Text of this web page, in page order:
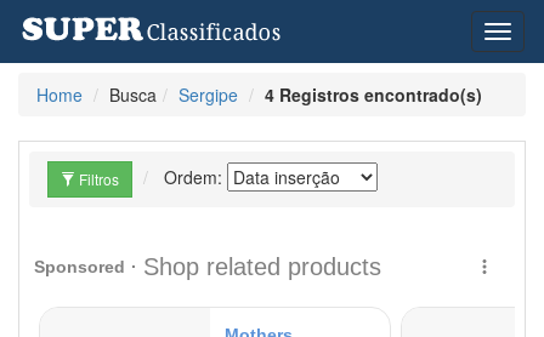
Home
Busca Sergipe 4 Registros encontrado(s)
Filtros Ordem: